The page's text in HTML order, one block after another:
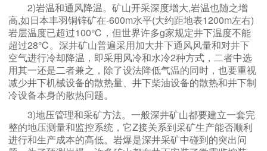
2)岩温和通风降温。矿山开采深度增大,岩温也随之增
高,如日本丰羽铜锌矿在-600m水平(大约距地表1200m左右)
岩层温度已超过100℃，但世界许多g家规定井下温度不能
超过28℃。深井矿山普遍采用加大井下通风风量和对井下
空气进行冷却降温，即采用风冷和水冷2种方式，二者中选
用其一还是二者兼之，除了设法降低气温的同时，也要重视
减少井下机械设备的散热量、井下柴油设备的散热和井下制
冷设备本身的散热问题。
3)地压管理和采矿方法。一般深井矿山都要建立一套完
整的地压测量和监控系统，它Z接关系到采矿生产能否顺利
进行和生产成本的高低。岩爆是深井采矿中碰到的突出问